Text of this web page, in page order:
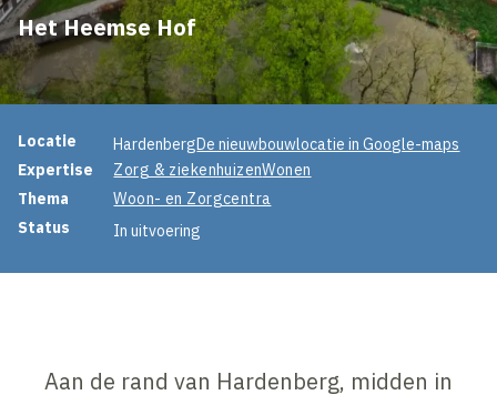
Het Heemse Hof
Projectinformatie
Locatie HardenbergDe nieuwbouwlocatie in Google-maps
Expertise
Zorg & ziekenhuizenWonen
Thema
Woon- en Zorgcentra
Status
In uitvoering
Aan de rand van Hardenberg, midden in